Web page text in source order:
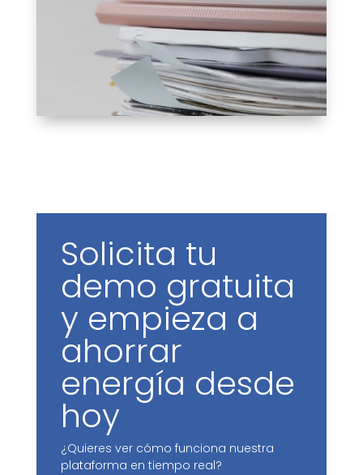
Solicita tu
demo gratuita
y empieza a
ahorrar
energía desde
hoy
¿Quieres ver cómo funciona nuestra
plataforma en tiempo real?